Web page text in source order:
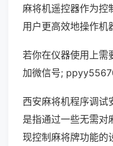
麻将机遥控器作为控
用户更高效地操作机
若你在仪器使用上需
加微信号;
西安麻将机程序调试
是指通过一些无需对
现控制麻将牌功能的